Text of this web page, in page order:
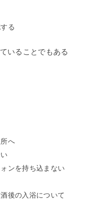
る
いることでもある
へ
ンを持ち込まない
後の入浴について